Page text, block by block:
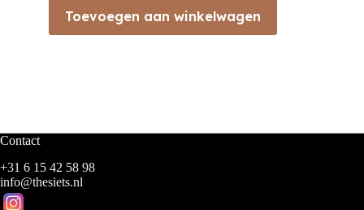
Toevoegen aan winkelwagen
Contact
+31 6 15 42 58 98
info@thesiets.nl